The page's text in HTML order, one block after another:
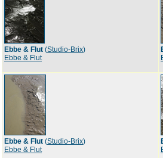
Ebbe & Flut (Studio-Brix)
Ebbe & Flut
Ebbe & Flut (Studio-Brix)
Ebbe & Flut